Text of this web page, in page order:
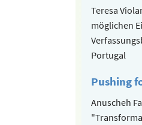
Teresa
möglichen
Portugal
Pushing
Anuscheh